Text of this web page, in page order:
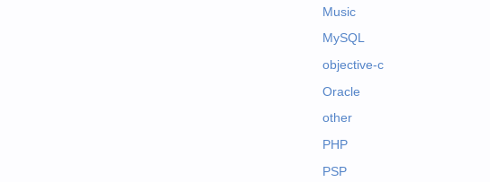
Music
MySQL
objective-c
Oracle
other
PHP
PSP